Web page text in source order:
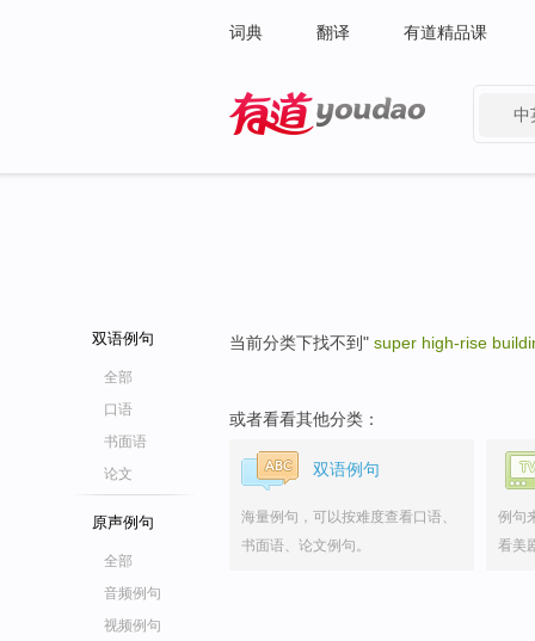
词典 翻译 有道精品课
中
双语例句
全部
口语
书面语
论文
原声例句
全部
音频例句
视频例句
当前分类下找不到" super high-rise
或者看看其他分类：
双语例句
海量例句，可以按难度查看口语、
书面语、论文例句。
例句
看美